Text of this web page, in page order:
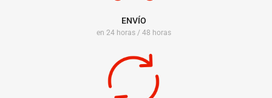
ENVÍO
en 24 horas / 48 horas